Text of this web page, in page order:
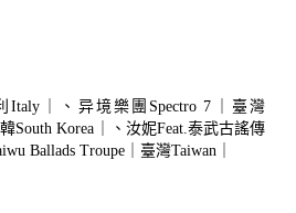
Italy｜、异境樂團Spectro 7｜臺灣
South Korea｜、汝妮Feat.泰武古謠傳
Ballads Troupe｜臺灣Taiwan｜